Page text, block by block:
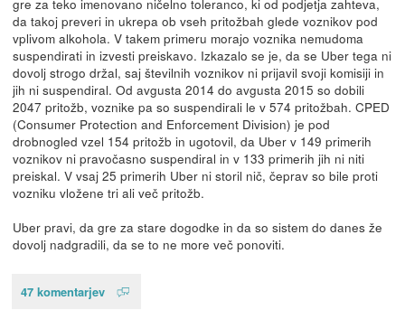
da takoj preveri in ukrepa ob vseh pritožbah glede voznikov pod
vplivom alkohola. V takem primeru morajo voznika nemudoma
suspendirati in izvesti preiskavo. Izkazalo se je, da se Uber tega ni
dovolj strogo držal, saj številnih voznikov ni prijavil svoji komisiji in
jih ni suspendiral. Od avgusta 2014 do avgusta 2015 so dobili
2047 pritožb, voznike pa so suspendirali le v 574 pritožbah. CPED
(Consumer Protection and Enforcement Division) je pod
drobnogled vzel 154 pritožb in ugotovil, da Uber v 149 primerih
voznikov ni pravočasno suspendiral in v 133 primerih jih ni niti
preiskal. V vsaj 25 primerih Uber ni storil nič, čeprav so bile proti
vozniku vložene tri ali več pritožb.
Uber pravi, da gre za stare dogodke in da so sistem do danes že
dovolj nadgradili, da se to ne more več ponoviti.
47 komentarjev